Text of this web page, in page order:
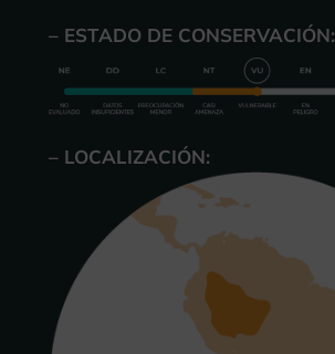
– ESTADO DE CONSERVACIÓN:
– LOCALIZACIÓN: